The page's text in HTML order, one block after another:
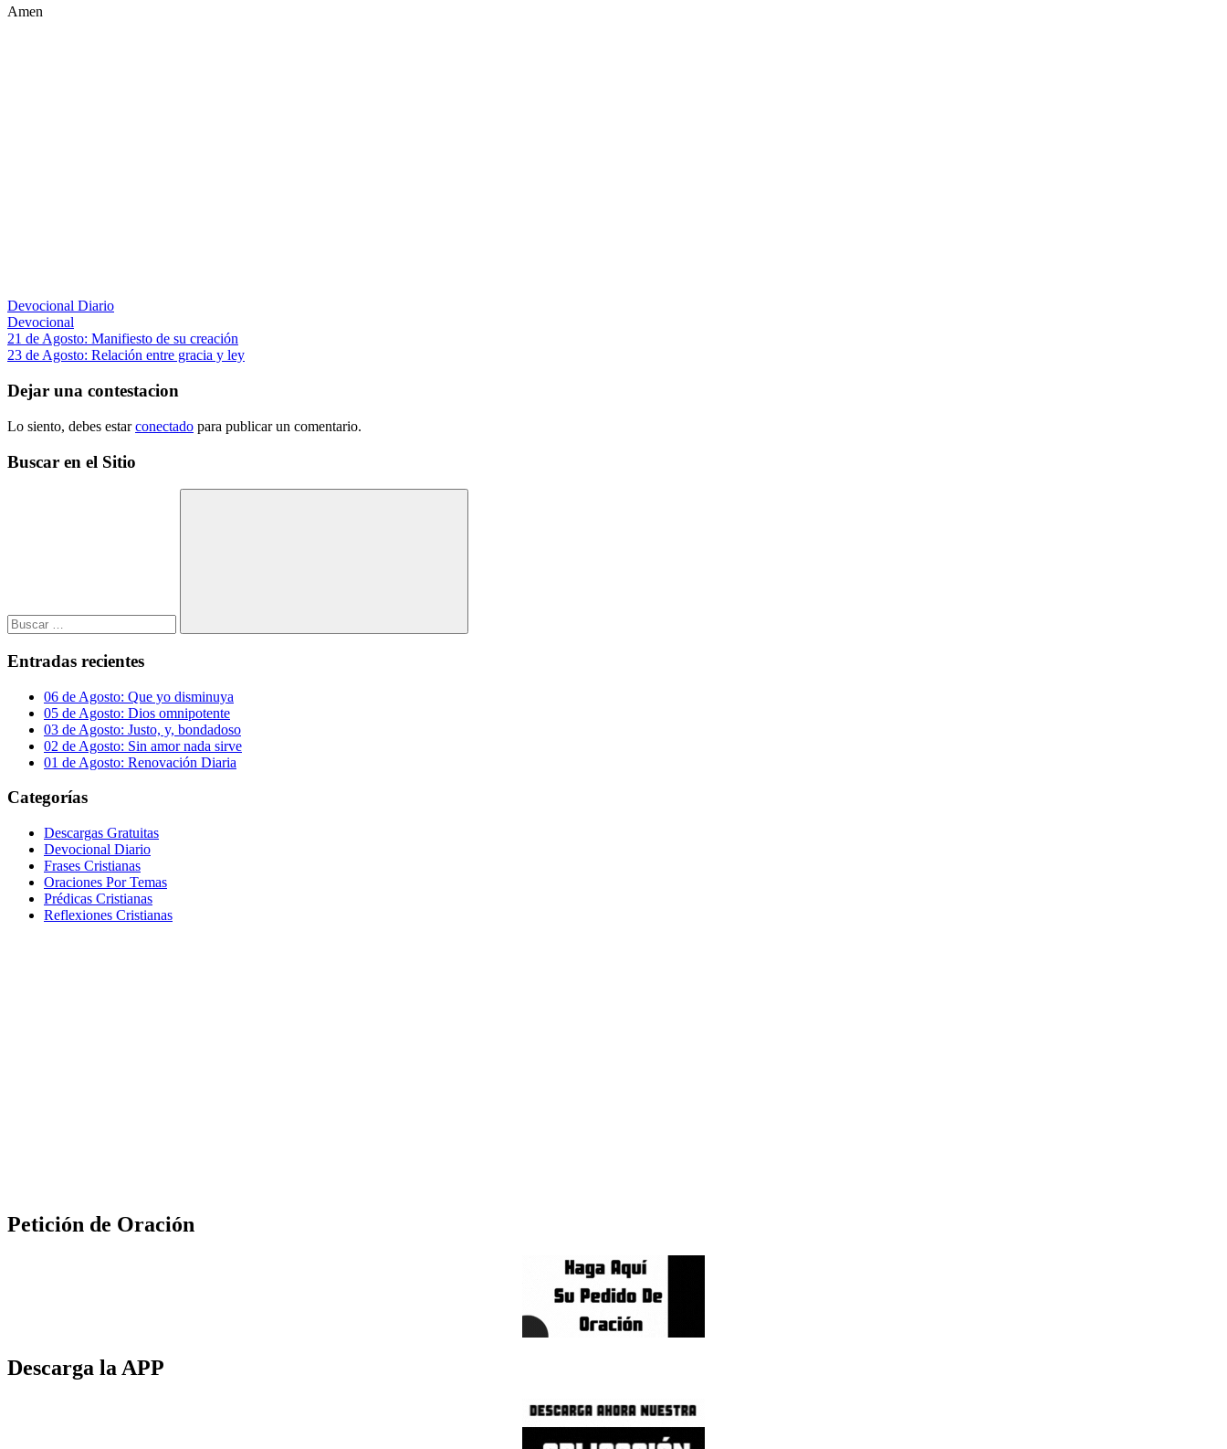
Amen
Devocional Diario
Devocional
Navegación
de
entradas
Entrada
anterior:
21 de Agosto: Manifiesto de su creación
Siguiente
23 de Agosto: Relación entre gracia y ley
Dejar una contestacion
Lo siento, debes estarconectado para publicar un comentario.
Buscar en el Sitio
Buscar
Entradas recientes
06 de Agosto: Que yo disminuya
05 de Agosto: Dios omnipotente
03 de Agosto: Justo, y, bondadoso
02 de Agosto: Sin amor nada sirve
01 de Agosto: Renovación Diaria
Categorías
Descargas Gratuitas
Devocional Diario
Frases Cristianas
Oraciones Por Temas
Prédicas Cristianas
Reflexiones Cristianas
Petición de Oración
Descarga la APP